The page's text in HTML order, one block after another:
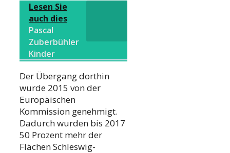
Lesen Sie
auch dies
Pascal
Zuberbühler
Kinder
Der Übergang dorthin
wurde 2015 von der
Europäischen
Kommission genehmigt.
Dadurch wurden bis 2017
50 Prozent mehr der
Flächen Schleswig-